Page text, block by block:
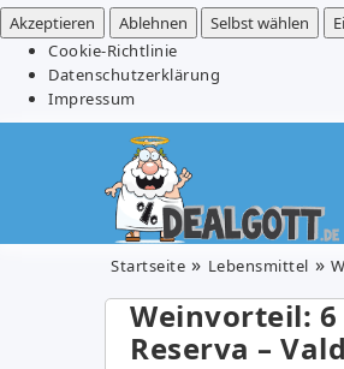
Akzeptieren
Ablehnen Selbst wählen
Cookie-Richtlinie
Datenschutzerklärung
Impressum
Startseite Lebensmittel
Weinvorteil: 6
Reserva –